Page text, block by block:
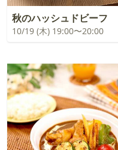
秋のハッシュドビーフ
10/19 (木) 19:00〜20:00